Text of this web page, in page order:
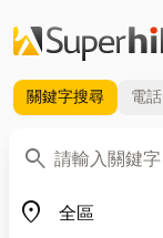
關鍵字搜尋 電話
search
關鍵字
place
地區